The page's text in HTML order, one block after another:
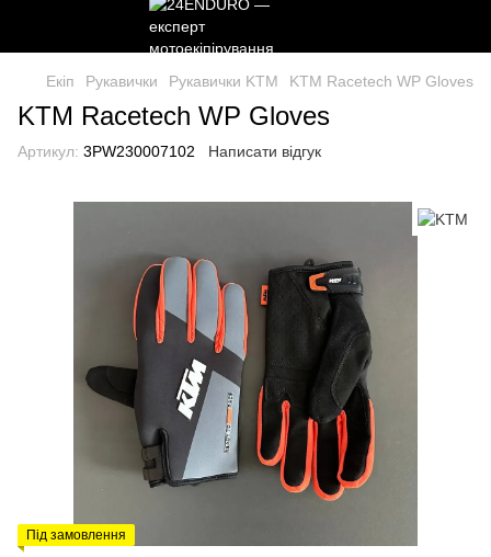
Екіп Рукавички Рукавички KTM KTM Racetech WP Gloves
KTM Racetech WP Gloves
Артикул: 3PW230007102 Написати відгук
Під замовлення